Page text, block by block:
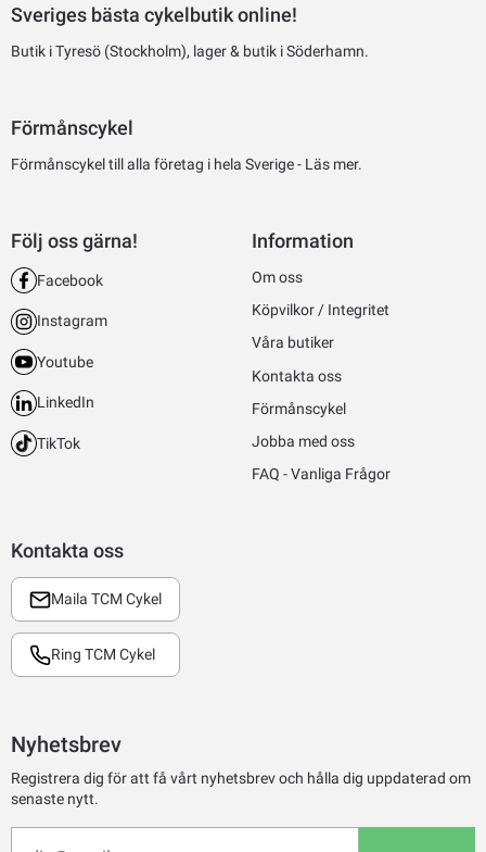
Sveriges bästa cykelbutik online!
Butik i Tyresö (Stockholm), lager & butik i Söderhamn.
Förmånscykel
Förmånscykel till alla företag i hela Sverige - Läs mer.
Kontakta oss
Maila TCM Cykel
Ring TCM Cykel
Följ oss gärna!
Facebook
Instagram
Youtube
LinkedIn
TikTok
Information
Om oss
Köpvilkor / Integritet
Våra butiker
Kontakta oss
Förmånscykel
Jobba med oss
FAQ - Vanliga Frågor
Nyhetsbrev
Registrera dig för att få vårt nyhetsbrev och hålla dig uppdaterad om
senaste nytt.